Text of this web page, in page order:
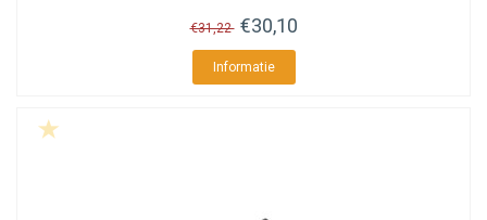
€31,22 €30,10
Informatie